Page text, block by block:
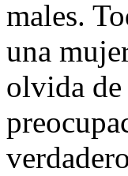
males.
una
olvida de